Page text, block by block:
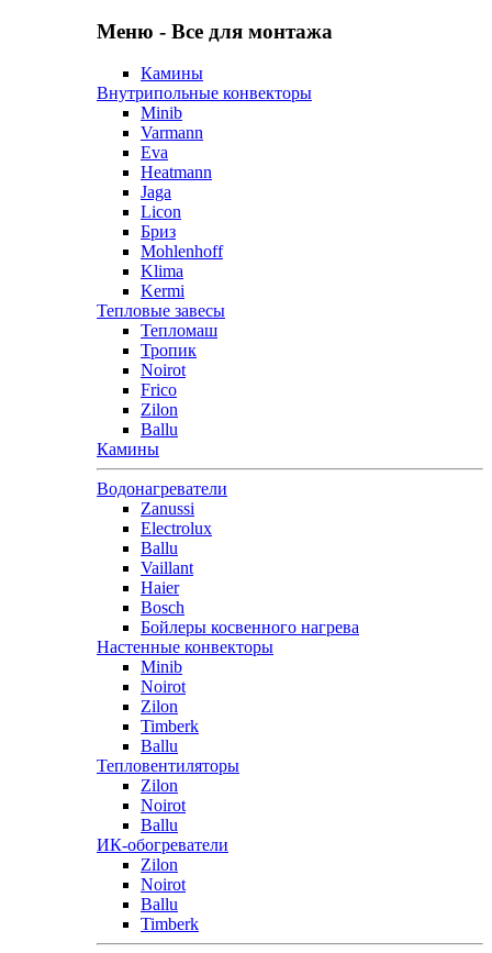
Меню - Все для монтажа
Камины
Внутрипольные конвекторы
Minib
Varmann
Eva
Heatmann
Jaga
Licon
Бриз
Mohlenhoff
Klima
Kermi
Тепловые завесы
Тепломаш
Тропик
Noirot
Frico
Zilon
Ballu
Камины
Водонагреватели
Zanussi
Electrolux
Ballu
Vaillant
Haier
Bosch
Бойлеры косвенного нагрева
Настенные конвекторы
Minib
Noirot
Zilon
Timberk
Ballu
Тепловентиляторы
Zilon
Noirot
Ballu
ИК-обогреватели
Zilon
Noirot
Ballu
Timberk